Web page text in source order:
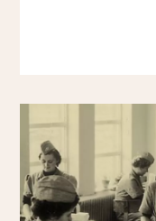
cselekedeteink